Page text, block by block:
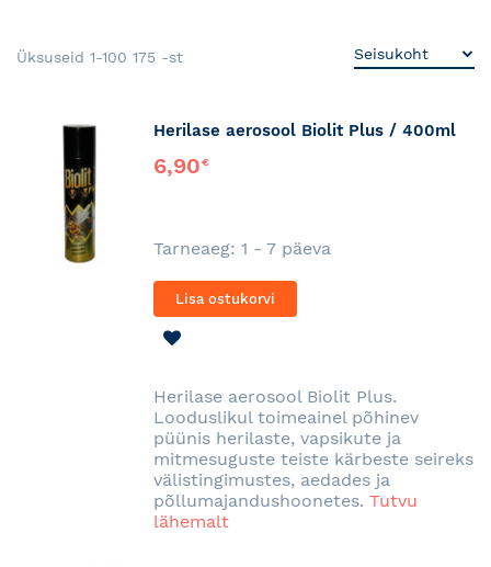
Üksuseid 1-100 175 -st
Herilase aerosool Biolit Plus / 400ml
6,90€
Tarneaeg: 1 - 7 päeva
Lisa ostukorvi
Herilase aerosool Biolit Plus.
Looduslikul toimeainel põhinev
püünis herilaste, vapsikute ja
mitmesuguste teiste kärbeste seireks
välistingimustes, aedades ja
põllumajandushoonetes. Tutvu
lähemalt